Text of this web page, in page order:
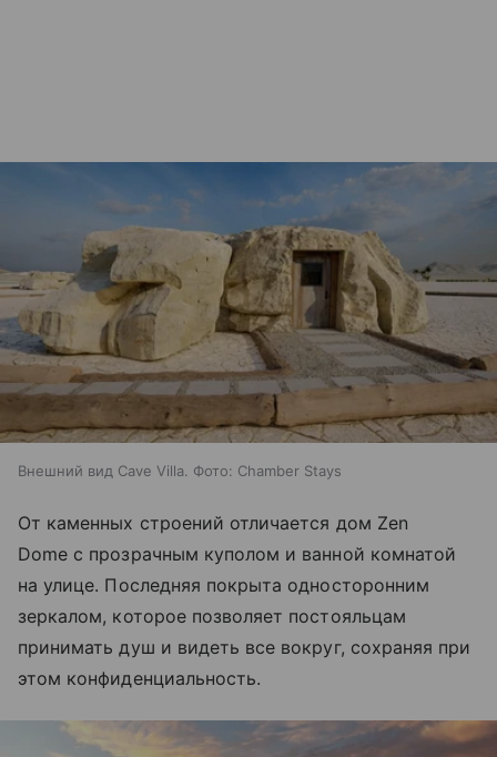
Внешний вид Cave Villa. Фото: Chamber Stays
От каменных строений отличается дом Zen
Dome с прозрачным куполом и ванной комнатой
на улице. Последняя покрыта односторонним
зеркалом, которое позволяет постояльцам
принимать душ и видеть все вокруг, сохраняя при
этом конфиденциальность.